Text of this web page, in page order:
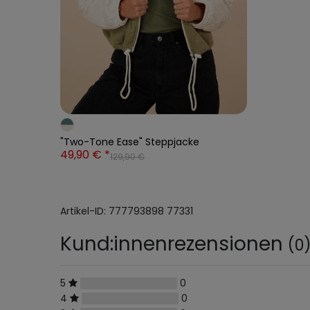
"Two-Tone Ease" Steppjacke
49,90 € *129,90 €
Artikel-ID: 777793898 77331
Kund:innenrezensionen
5
0
4
0